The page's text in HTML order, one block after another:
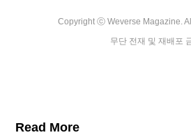
Copyright ⓒ Weverse Magazine.
무단 전재 및 재배포
Read More